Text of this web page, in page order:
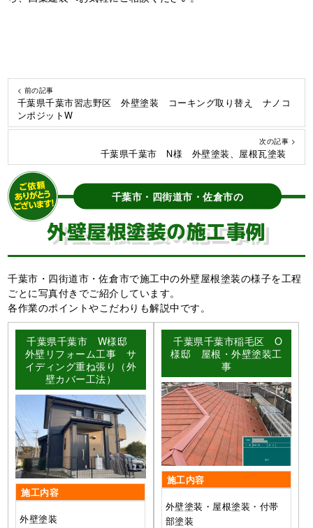
< 前の記事
千葉県千葉市習志野区 外壁塗装 コーキング取り替え ナノコ
ンポジットW
次の記事 >
千葉県千葉市 N様 外壁塗装、屋根瓦塗装
千葉市・四街道市・佐倉市の
外壁屋根塗装の施工事例
千葉市・四街道市・佐倉市で施工中の外壁屋根塗装の様子を工程
ごとに写真付きでご紹介しています。
各作業のポイントやこだわりも解説中です。
千葉県千葉市 W様邸
外壁リフォーム工事 サ
イディング重ね張り（外
壁カバー工法）
施工内容
外壁塗装
千葉県千葉市稲毛区 O
様邸 屋根・外壁塗装工
事
施工内容
外壁塗装・屋根塗装・付帯
部塗装